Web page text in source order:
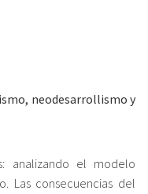
neodesarrollismo y
analizando el modelo
Las consecuencias del